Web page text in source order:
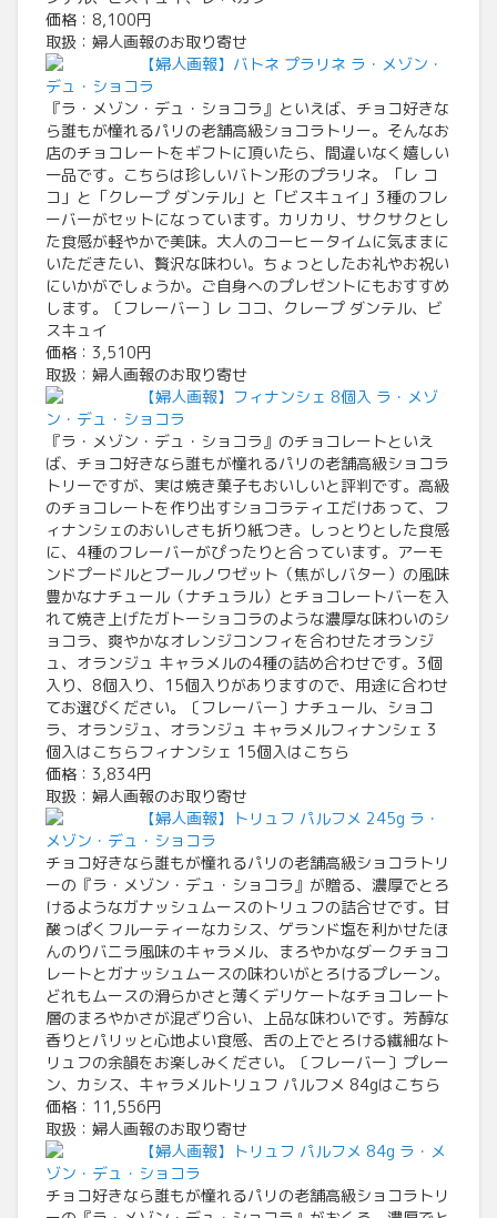
価格：8,100円
取扱：婦人画報のお取り寄せ
【婦人画報】バトネ プラリネ ラ・メゾン・
デュ・ショコラ
『ラ・メゾン・デュ・ショコラ』といえば、チョコ好きな
ら誰もが憧れるパリの老舗高級ショコラトリー。そんなお
店のチョコレートをギフトに頂いたら、間違いなく嬉しい
一品です。こちらは珍しいバトン形のプラリネ。「レ コ
コ」と「クレープ ダンテル」と「ビスキュイ」3種のフレ
ーバーがセットになっています。カリカリ、サクサクとし
た食感が軽やかで美味。大人のコーヒータイムに気ままに
いただきたい、贅沢な味わい。ちょっとしたお礼やお祝い
にいかがでしょうか。ご自身へのプレゼントにもおすすめ
します。〔フレーバー〕レ ココ、クレープ ダンテル、ビ
スキュイ
価格：3,510円
取扱：婦人画報のお取り寄せ
【婦人画報】フィナンシェ 8個入 ラ・メゾ
ン・デュ・ショコラ
『ラ・メゾン・デュ・ショコラ』のチョコレートといえ
ば、チョコ好きなら誰もが憧れるパリの老舗高級ショコラ
トリーですが、実は焼き菓子もおいしいと評判です。高級
のチョコレートを作り出すショコラティエだけあって、フ
ィナンシェのおいしさも折り紙つき。しっとりとした食感
に、4種のフレーバーがぴったりと合っています。アーモ
ンドプードルとブールノワゼット（焦がしバター）の風味
豊かなナチュール（ナチュラル）とチョコレートバーを入
れて焼き上げたガトーショコラのような濃厚な味わいのシ
ョコラ、爽やかなオレンジコンフィを合わせたオランジ
ュ、オランジュ キャラメルの4種の詰め合わせです。3個
入り、8個入り、15個入りがありますので、用途に合わせ
てお選びください。〔フレーバー〕ナチュール、ショコ
ラ、オランジュ、オランジュ キャラメルフィナンシェ 3
個入はこちらフィナンシェ 15個入はこちら
価格：3,834円
取扱：婦人画報のお取り寄せ
【婦人画報】トリュフ パルフメ 245g ラ・
メゾン・デュ・ショコラ
チョコ好きなら誰もが憧れるパリの老舗高級ショコラトリ
ーの『ラ・メゾン・デュ・ショコラ』が贈る、濃厚でとろ
けるようなガナッシュムースのトリュフの詰合せです。甘
酸っぱくフルーティーなカシス、ゲランド塩を利かせたほ
んのりバニラ風味のキャラメル、まろやかなダークチョコ
レートとガナッシュムースの味わいがとろけるプレーン。
どれもムースの滑らかさと薄くデリケートなチョコレート
層のまろやかさが混ざり合い、上品な味わいです。芳醇な
香りとパリッと心地よい食感、舌の上でとろける繊細なト
リュフの余韻をお楽しみください。〔フレーバー〕プレー
ン、カシス、キャラメルトリュフ パルフメ 84gはこちら
価格：11,556円
取扱：婦人画報のお取り寄せ
【婦人画報】トリュフ パルフメ 84g ラ・メ
ゾン・デュ・ショコラ
チョコ好きなら誰もが憧れるパリの老舗高級ショコラトリ